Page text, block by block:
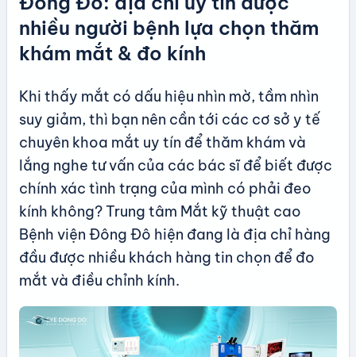
nhiều người bệnh lựa chọn thăm
khám mắt & đo kính
Khi thấy mắt có dấu hiệu nhìn mờ, tầm nhìn
suy giảm, thì bạn nên cần tới các cơ sở y tế
chuyên khoa mắt uy tín để thăm khám và
lắng nghe tư vấn của các bác sĩ để biết được
chính xác tình trạng của mình có phải đeo
kính không? Trung tâm Mắt kỹ thuật cao
Bệnh viện Đông Đô hiện đang là địa chỉ hàng
đầu được nhiều khách hàng tin chọn để đo
mắt và điều chỉnh kính.